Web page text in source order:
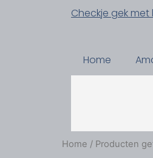
Checkje gek
Home
Home / Producten